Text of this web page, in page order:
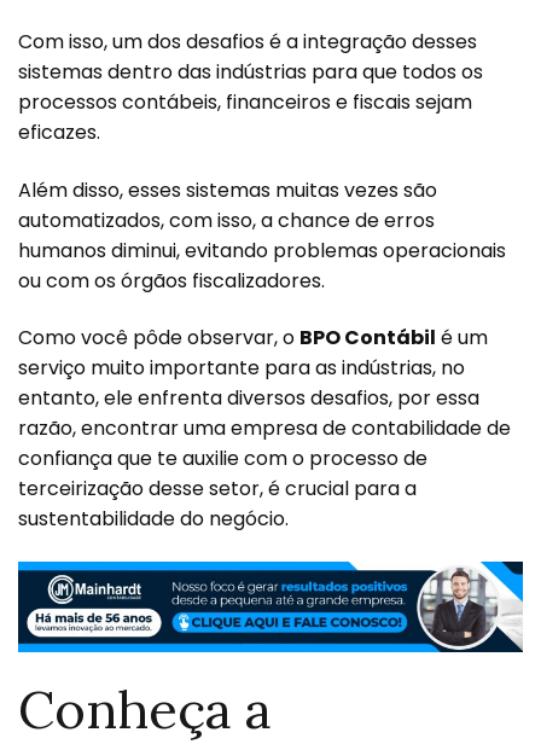
Com isso, um dos desafios é a integração desses
sistemas dentro das indústrias para que todos os
processos contábeis, financeiros e fiscais sejam
eficazes.
Além disso, esses sistemas muitas vezes são
automatizados, com isso, a chance de erros
humanos diminui, evitando problemas operacionais
ou com os órgãos fiscalizadores.
Como você pôde observar, o BPO Contábil é um
serviço muito importante para as indústrias, no
entanto, ele enfrenta diversos desafios, por essa
razão, encontrar uma empresa de contabilidade de
confiança que te auxilie com o processo de
terceirização desse setor, é crucial para a
sustentabilidade do negócio.
Conheça a